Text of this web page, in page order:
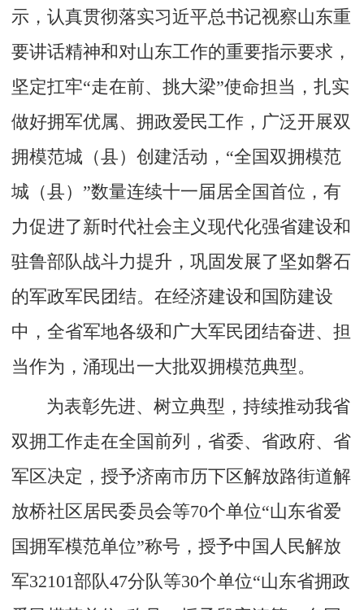
示，认真贯彻落实习近平总书记视察山东重
要讲话精神和对山东工作的重要指示要求，
坚定扛牢“走在前、挑大梁”使命担当，扎实
做好拥军优属、拥政爱民工作，广泛开展双
拥模范城（县）创建活动，“全国双拥模范
城（县）”数量连续十一届居全国首位，有
力促进了新时代社会主义现代化强省建设和
驻鲁部队战斗力提升，巩固发展了坚如磐石
的军政军民团结。在经济建设和国防建设
中，全省军地各级和广大军民团结奋进、担
当作为，涌现出一大批双拥模范典型。
为表彰先进、树立典型，持续推动我省
双拥工作走在全国前列，省委、省政府、省
军区决定，授予济南市历下区解放路街道解
放桥社区居民委员会等70个单位“山东省爱
国拥军模范单位”称号，授予中国人民解放
军32101部队47分队等30个单位“山东省拥政